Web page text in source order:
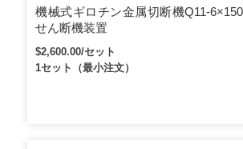
機械式ギロチン金属切断機Q11-
せん断機装置
$2,600.00/セット
1セット（最小注文）